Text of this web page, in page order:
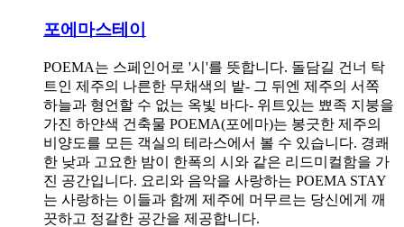
포에마스테이
POEMA는 스페인어로 '시'를 뜻합니다. 돌담길 건너 탁
트인 제주의 나른한 무채색의 밭- 그 뒤엔 제주의 서쪽
하늘과 형언할 수 없는 옥빛 바다- 위트있는 뾰족 지붕을
가진 하얀색 건축물 POEMA(포에마)는 봉긋한 제주의
비양도를 모든 객실의 테라스에서 볼 수 있습니다. 경쾌
한 낮과 고요한 밤이 한폭의 시와 같은 리드미컬함을 가
진 공간입니다. 요리와 음악을 사랑하는 POEMA STAY
는 사랑하는 이들과 함께 제주에 머무르는 당신에게 깨
끗하고 정갈한 공간을 제공합니다.